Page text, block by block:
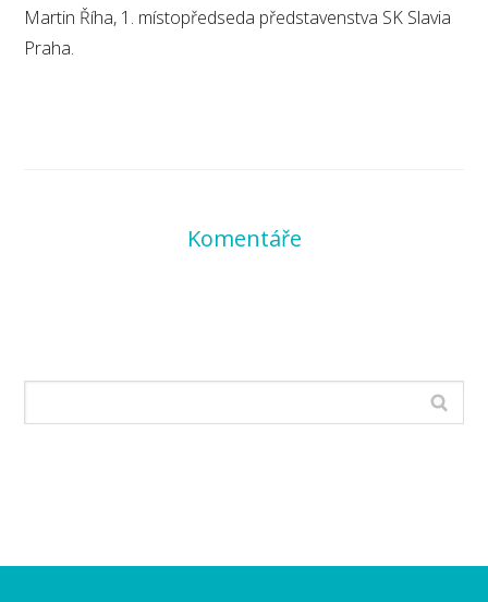
Martin Říha, 1. místopředseda představenstva SK Slavia
Praha.
Komentáře